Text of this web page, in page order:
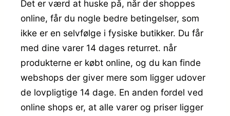
Det er værd at huske på, når der shoppes
online, får du nogle bedre betingelser, som
ikke er en selvfølge i fysiske butikker. Du får
med dine varer 14 dages returret. når
produkterne er købt online, og du kan finde
webshops der giver mere som ligger udover
de lovpligtige 14 dage. En anden fordel ved
online shops er, at alle varer og priser ligger